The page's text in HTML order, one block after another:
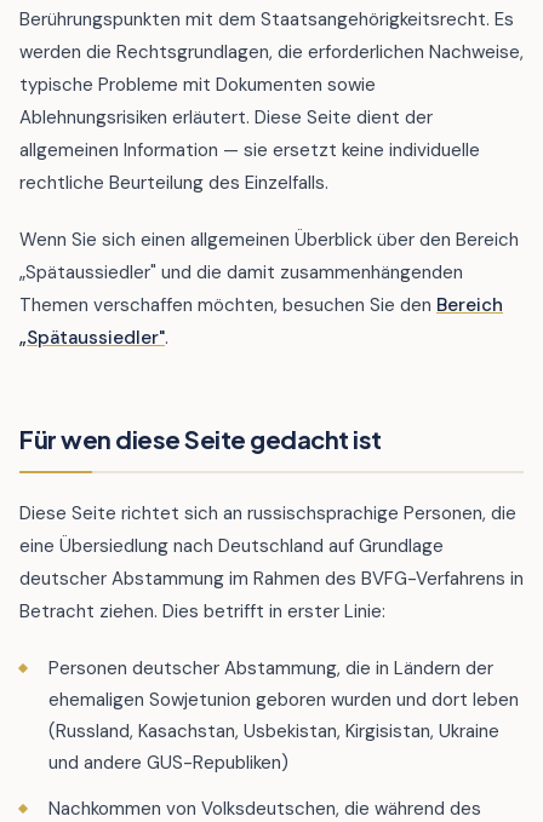
Berührungspunkten mit dem Staatsangehörigkeitsrecht. Es
werden die Rechtsgrundlagen, die erforderlichen Nachweise,
typische Probleme mit Dokumenten sowie
Ablehnungsrisiken erläutert. Diese Seite dient der
allgemeinen Information — sie ersetzt keine individuelle
rechtliche Beurteilung des Einzelfalls.
Wenn Sie sich einen allgemeinen Überblick über den Bereich
„Spätaussiedler" und die damit zusammenhängenden
Themen verschaffen möchten, besuchen Sie den Bereich
„Spätaussiedler".
Für wen diese Seite gedacht ist
Diese Seite richtet sich an russischsprachige Personen, die
eine Übersiedlung nach Deutschland auf Grundlage
deutscher Abstammung im Rahmen des BVFG-Verfahrens in
Betracht ziehen. Dies betrifft in erster Linie:
Personen deutscher Abstammung, die in Ländern der
ehemaligen Sowjetunion geboren wurden und dort leben
(Russland, Kasachstan, Usbekistan, Kirgisistan, Ukraine
und andere GUS-Republiken)
Nachkommen von Volksdeutschen, die während des